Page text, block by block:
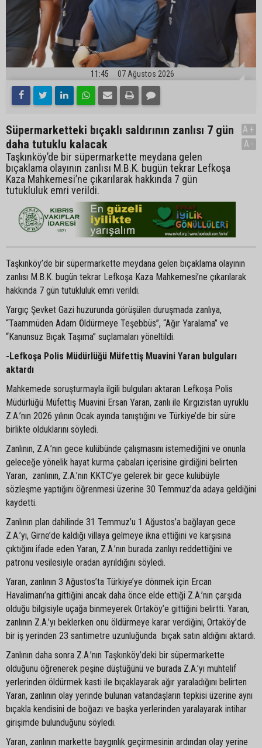
11:45 07 Ağustos 2026
Süpermarketteki bıçaklı saldırının zanlısı 7 gün
daha tutuklu kalacak
Taşkınköy’de bir süpermarkette meydana gelen
bıçaklama olayının zanlısı M.B.K. bugün tekrar Lefkoşa
Kaza Mahkemesi’ne çıkarılarak hakkında 7 gün
tutukluluk emri verildi.
A+
A-
Taşkınköy’de bir süpermarkette meydana gelen bıçaklama olayının
zanlısı M.B.K. bugün tekrar Lefkoşa Kaza Mahkemesi’ne çıkarılarak
hakkında 7 gün tutukluluk emri verildi.
Yargıç Şevket Gazi huzurunda görüşülen duruşmada zanlıya,
“Taammüden Adam Öldürmeye Teşebbüs”, “Ağır Yaralama” ve
“Kanunsuz Bıçak Taşıma” suçlamaları yöneltildi.
-Lefkoşa Polis Müdürlüğü Müfettiş Muavini Yaran bulguları
aktardı
Mahkemede soruşturmayla ilgili bulguları aktaran Lefkoşa Polis
Müdürlüğü Müfettiş Muavini Ersan Yaran, zanlı ile Kırgızistan uyruklu
Z.A.’nın 2026 yılının Ocak ayında tanıştığını ve Türkiye’de bir süre
birlikte olduklarını söyledi.
Zanlının, Z.A.’nın gece kulübünde çalışmasını istemediğini ve onunla
geleceğe yönelik hayat kurma çabaları içerisine girdiğini belirten
Yaran, zanlının, Z.A.’nın KKTC’ye gelerek bir gece kulübüyle
sözleşme yaptığını öğrenmesi üzerine 30 Temmuz’da adaya geldiğini
kaydetti.
Zanlının plan dahilinde 31 Temmuz’u 1 Ağustos’a bağlayan gece
Z.A.’yı, Girne’de kaldığı villaya gelmeye ikna ettiğini ve karşısına
çıktığını ifade eden Yaran, Z.A.’nın burada zanlıyı reddettiğini ve
patronu vesilesiyle oradan ayrıldığını söyledi.
Yaran, zanlının 3 Ağustos’ta Türkiye’ye dönmek için Ercan
Havalimanı’na gittiğini ancak daha önce elde ettiği Z.A.’nın çarşıda
olduğu bilgisiyle uçağa binmeyerek Ortaköy’e gittiğini belirtti. Yaran,
zanlının Z.A.’yı beklerken onu öldürmeye karar verdiğini, Ortaköy’de
bir iş yerinden 23 santimetre uzunluğunda bıçak satın aldığını aktardı.
Zanlının daha sonra Z.A.’nın Taşkınköy’deki bir süpermarkette
olduğunu öğrenerek peşine düştüğünü ve burada Z.A.’yı muhtelif
yerlerinden öldürmek kasti ile bıçaklayarak ağır yaraladığını belirten
Yaran, zanlının olay yerinde bulunan vatandaşların tepkisi üzerine aynı
bıçakla kendisini de boğazı ve başka yerlerinden yaralayarak intihar
girişimde bulunduğunu söyledi.
Yaran, zanlının markette baygınlık geçirmesinin ardından olay yerine